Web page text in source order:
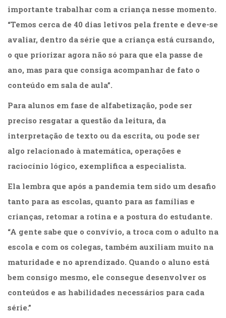
Ensaios
(69)
de
referência
(47)
(Programação
Neurolingüística)
Psicodrama
(200)
Psicoterapia
(797)
Propaganda
e
Marketing
(33)
Puericultura
(23)
(8)
Relações
Públicas
Comunicação
importante trabalhar com a criança nesse momento.
“Temos cerca de 40 dias letivos pela frente e deve-se
avaliar, dentro da série que a criança está cursando,
o que priorizar agora não só para que ela passe de
ano, mas para que consiga acompanhar de fato o
conteúdo em sala de aula”.
Para alunos em fase de alfabetização, pode ser
preciso resgatar a questão da leitura, da
interpretação de texto ou da escrita, ou pode ser
algo relacionado à matemática, operações e
raciocínio lógico, exemplifica a especialista.
Ela lembra que após a pandemia tem sido um desafio
tanto para as escolas, quanto para as famílias e
crianças, retomar a rotina e a postura do estudante.
“A gente sabe que o convívio, a troca com o adulto na
escola e com os colegas, também auxiliam muito na
maturidade e no aprendizado. Quando o aluno está
bem consigo mesmo, ele consegue desenvolver os
conteúdos e as habilidades necessários para cada
série.”